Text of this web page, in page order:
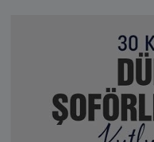
Duyurular